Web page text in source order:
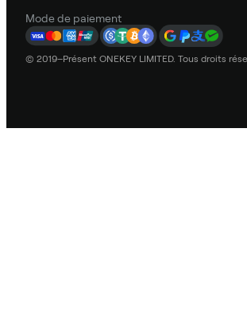
Mode de paiement
© 2019–Présent ONEKEY LIMITED. Tous droits